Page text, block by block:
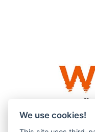
We use cookies!